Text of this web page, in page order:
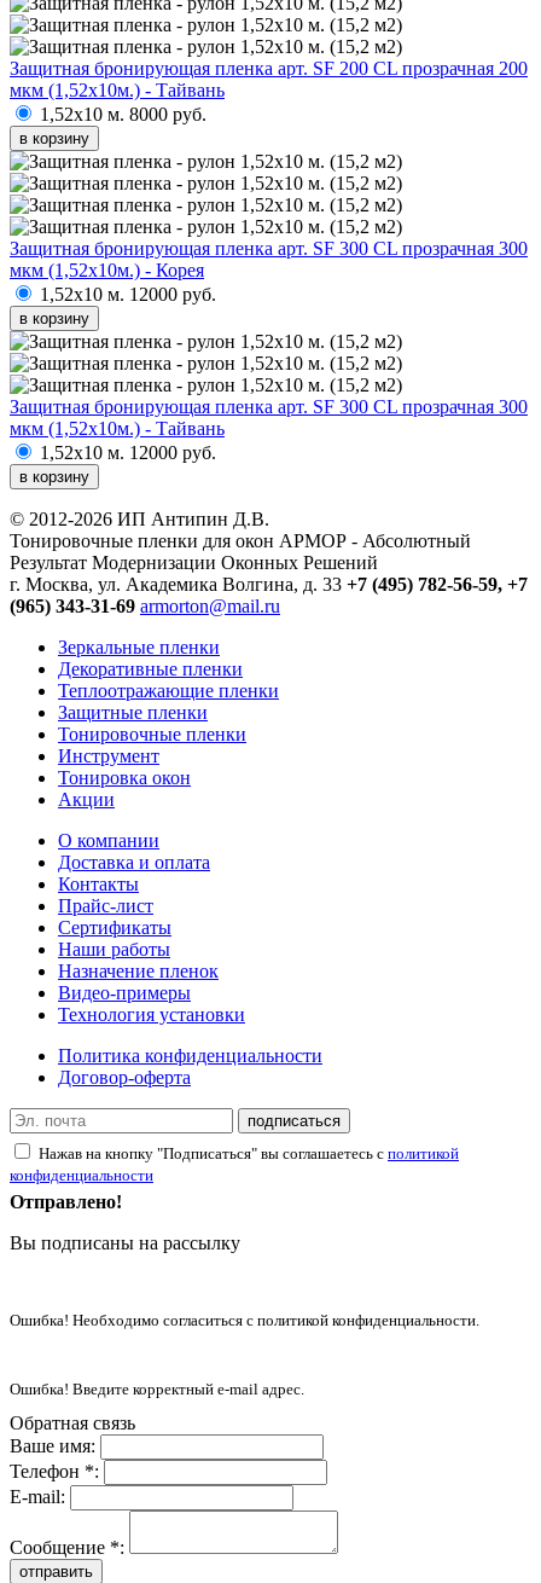
Защитная бронирующая пленка арт. SF 200 CL прозрачная 200
мкм (1,52х10м.) - Тайвань
1,52х10 м. 8000 руб.
в корзину
Защитная бронирующая пленка арт. SF 300 CL прозрачная 300
мкм (1,52х10м.) - Корея
1,52х10 м. 12000 руб.
в корзину
Защитная бронирующая пленка арт. SF 300 CL прозрачная 300
мкм (1,52х10м.) - Тайвань
1,52х10 м. 12000 руб.
в корзину
© 2012-2026 ИП Антипин Д.В.
Тонировочные пленки для окон АРМОР - Абсолютный
Результат Модернизации Оконных Решений
г. Москва, ул. Академика Волгина, д. 33 +7 (495) 782-56-59, +7
(965) 343-31-69 armorton@mail.ru
Зеркальные пленки
Декоративные пленки
Теплоотражающие пленки
Защитные пленки
Тонировочные пленки
Инструмент
Тонировка окон
Акции
О компании
Доставка и оплата
Контакты
Прайс-лист
Сертификаты
Наши работы
Назначение пленок
Видео-примеры
Технология установки
Политика конфиденциальности
Договор-оферта
подписаться
Нажав на кнопку "Подписаться" вы соглашаетесь с политикой
конфиденциальности
Отправлено!
Вы подписаны на рассылку
Ошибка! Необходимо согласиться с политикой конфиденциальности.
Ошибка! Введите корректный e-mail адрес.
Обратная связь
Ваше имя:
Телефон *:
E-mail:
Сообщение *:
отправить